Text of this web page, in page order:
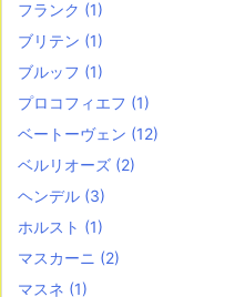
フランク (1)
ブリテン (1)
ブルッフ (1)
プロコフィエフ (1)
ベートーヴェン (12)
ベルリオーズ (2)
ヘンデル (3)
ホルスト (1)
マスカーニ (2)
マスネ (1)